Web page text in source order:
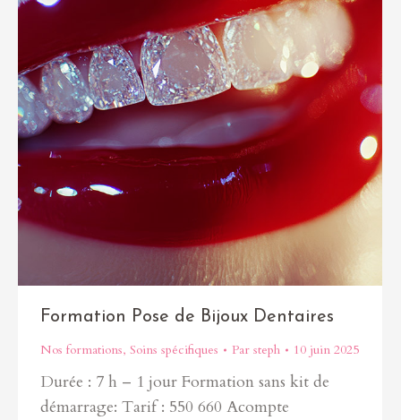
Formation Pose de Bijoux Dentaires
Nos formations, Soins spécifiques Par steph 10 juin 2025
Durée : 7 h – 1 jour Formation sans kit de
démarrage: Tarif : 550 660 Acompte